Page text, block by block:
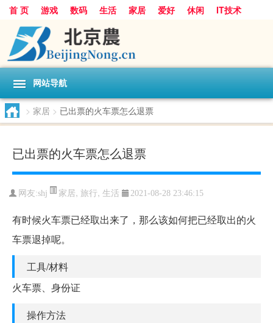
首 页 游戏 数码 生活 家居 爱好 休闲
IT技术
互联网
手机 购物
网站导航
> 家居 > 已出票的火车票怎么退票
已出票的火车票怎么退票
网友:shj 家居, 旅行, 生活 2021-08-28 23:46:15
有时候火车票已经取出来了，那么该如何把已经取出的火
车票退掉呢。
工具/材料
火车票、身份证
操作方法